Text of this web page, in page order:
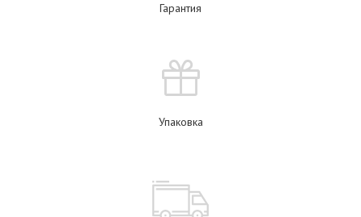
Гарантия
Упаковка